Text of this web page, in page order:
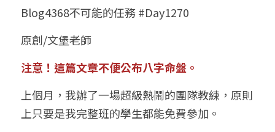
人氣最高
站長精選
臉書生活
好書推廌
八字視頻
陽宅視頻
線上直播
自我挑戰
八字初階班2
八字進階班
八字中階班
八字高階班
五人實戰班
八字完整班
《十神高階實戰錄》完整典藏版
科學八字推理PDF
八字批命
小兒命名
我的著作
科學八字推理1
科學八字推理2
科學八字推理3
科學八字輕鬆學
與我預約
批命預約
上課預約
常見問題
登錄/註冊
搜索
Blog4368不可能的任務 #Day1270
原創/文堡老師
注意！這篇文章不便公布八字命盤。
上個月，我辦了一場超級熱鬧的團隊教練，原則
上只要是我完整班的學生都能免費參加。